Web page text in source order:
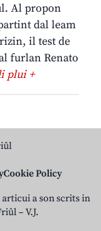
Al propon
dal leam
il test de
furlan Renato
plui +
Cookie Policy
a son scrits in
– V.J.